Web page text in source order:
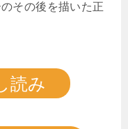
その後を描いた正
読み